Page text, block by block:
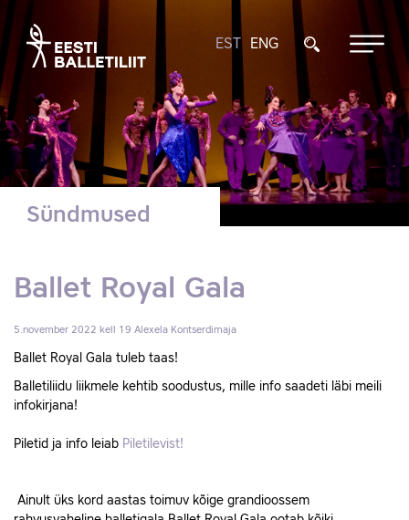
EST ENG
Sündmused
Ballet Royal Gala
5.november 2022 kell 19 Alexela Kontserdimaja
Ballet Royal Gala tuleb taas!
Balletiliidu liikmele kehtib soodustus, mille info saadeti läbi meili
infokirjana!
Piletid ja info leiab Piletilevist!
Ainult üks kord aastas toimuv kõige grandioossem